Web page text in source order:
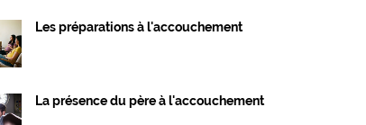
Les préparations à l'accouchement
La présence du père à l'accouchement